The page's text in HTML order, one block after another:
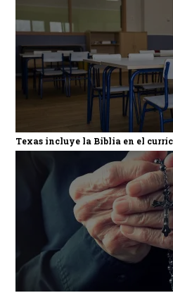
Texas incluye la Biblia en el